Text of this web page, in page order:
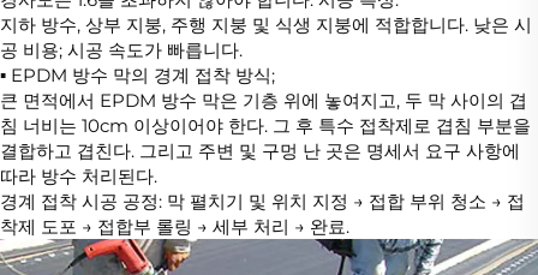
지하 방수, 상부 지붕, 주행 지붕 및 식생 지붕에 적합합니다. 낮은 시
공 비용; 시공 속도가 빠릅니다.
▪ EPDM 방수 막의 경계 접착 방식;
큰 면적에서 EPDM 방수 막은 기층 위에 놓여지고, 두 막 사이의 겹
침 너비는 10cm 이상이어야 한다. 그 후 특수 접착제로 겹침 부분을
결합하고 겹친다. 그리고 주변 및 구멍 난 곳은 명세서 요구 사항에
따라 방수 처리된다.
경계 접착 시공 공정: 막 펼치기 및 위치 지정 → 접합 부위 청소 → 접
착제 도포 → 접합부 롤링 → 세부 처리 → 완료.